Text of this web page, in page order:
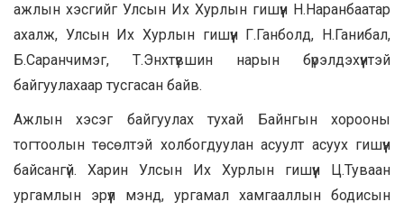
ажлын хэсгийг Улсын Их Хурлын гишүүн Н.Наранбаатар
ахалж, Улсын Их Хурлын гишүүн Г.Ганболд, Н.Ганибал,
Б.Саранчимэг, Т.Энхтүвшин нарын бүрэлдэхүүнтэй
байгуулахаар тусгасан байв.
Ажлын хэсэг байгуулах тухай Байнгын хорооны
тогтоолын төсөлтэй холбогдуулан асуулт асуух гишүүн
байсангүй. Харин Улсын Их Хурлын гишүүн Ц.Туваан
ургамлын эрүүл мэнд, ургамал хамгааллын бодисын